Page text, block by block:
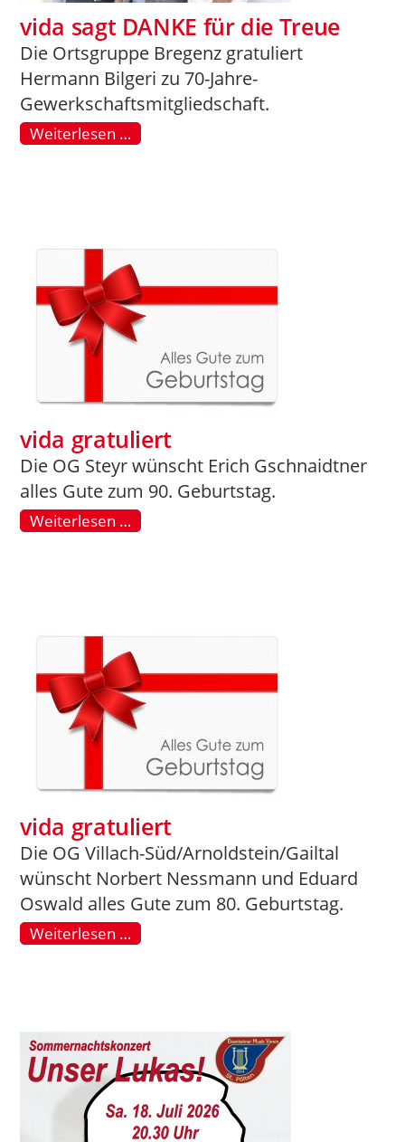
vida sagt DANKE für die Treue
Die Ortsgruppe Bregenz gratuliert
Hermann Bilgeri zu 70-Jahre-
Gewerkschaftsmitgliedschaft.
Weiterlesen …
vida gratuliert
Die OG Steyr wünscht Erich Gschnaidtner
alles Gute zum 90. Geburtstag.
Weiterlesen …
vida gratuliert
Die OG Villach-Süd/Arnoldstein/Gailtal
wünscht Norbert Nessmann und Eduard
Oswald alles Gute zum 80. Geburtstag.
Weiterlesen …